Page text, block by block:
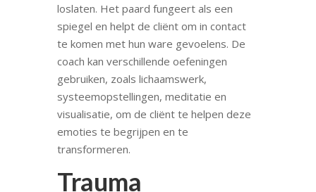
loslaten. Het paard fungeert als een
spiegel en helpt de cliënt om in contact
te komen met hun ware gevoelens. De
coach kan verschillende oefeningen
gebruiken, zoals lichaamswerk,
systeemopstellingen, meditatie en
visualisatie, om de cliënt te helpen deze
emoties te begrijpen en te
transformeren.
Trauma